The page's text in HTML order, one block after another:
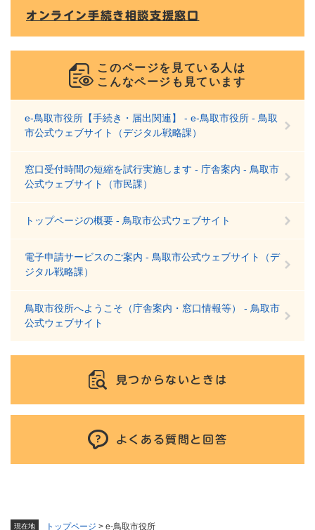
現在地 トップページ > e-鳥取市役所
オンライン手続き相談支援窓口
このページを見ている人は
こんなページも見ています
e‐鳥取市役所【手続き・届出関連】 - e-鳥取市役所 - 鳥取
市公式ウェブサイト（デジタル戦略課）
窓口受付時間の短縮を試行実施します - 庁舎案内 - 鳥取市
公式ウェブサイト（市民課）
トップページの概要 - 鳥取市公式ウェブサイト
電子申請サービスのご案内 - 鳥取市公式ウェブサイト（デ
ジタル戦略課）
鳥取市役所へようこそ（庁舎案内・窓口情報等） - 鳥取市
公式ウェブサイト
見つからないときは
よくある質問と回答